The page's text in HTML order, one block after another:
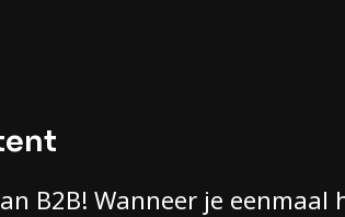
B2B! Wanneer je eenmaal